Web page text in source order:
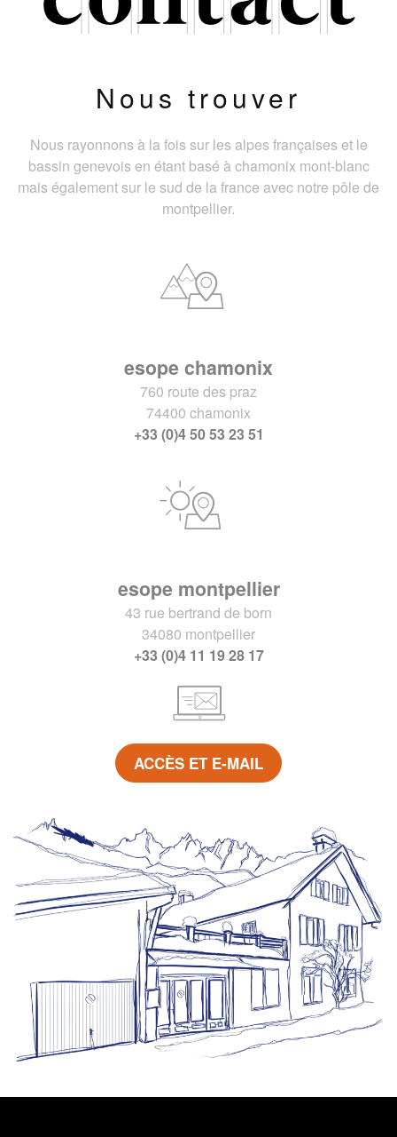
Nous trouver
Nous rayonnons à la fois sur les alpes françaises et le
bassin genevois en étant basé à chamonix mont-blanc
mais également sur le sud de la france avec notre pôle de
montpellier.
esope chamonix
760 route des praz
74400 chamonix
+33 (0)4 50 53 23 51
esope montpellier
43 rue bertrand de born
34080 montpellier
+33 (0)4 11 19 28 17
ACCÈS ET E-MAIL